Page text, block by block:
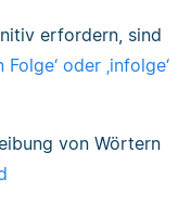
erfordern, sind
Folge‘ oder ‚infolge‘
von Wörtern